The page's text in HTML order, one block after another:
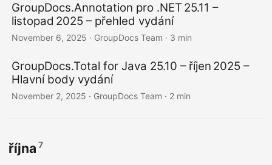
GroupDocs.Annotation pro .NET 25.11 –
listopad 2025 – přehled vydání
November 6, 2025 · GroupDocs Team · 3 min
GroupDocs.Total for Java 25.10 – říjen 2025 –
Hlavní body vydání
November 2, 2025 · GroupDocs Team · 2 min
října 7